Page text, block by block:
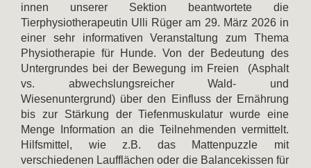
innen unserer Sektion beantwortete die
Tierphysiotherapeutin Ulli Rüger am 29. März 2026 in
einer sehr informativen Veranstaltung zum Thema
Physiotherapie für Hunde. Von der Bedeutung des
Untergrundes bei der Bewegung im Freien (Asphalt
vs. abwechslungsreicher Wald- und
Wiesenuntergrund) über den Einfluss der Ernährung
bis zur Stärkung der Tiefenmuskulatur wurde eine
Menge Information an die Teilnehmenden vermittelt.
Hilfsmittel, wie z.B. das Mattenpuzzle mit
verschiedenen Laufflächen oder die Balancekissen für